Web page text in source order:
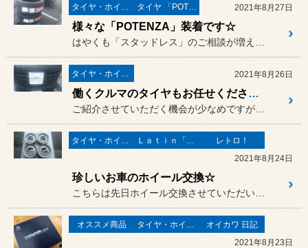
タイヤ・ホイール タイヤ 「POTENZA」 2021年8月27日
様々な「POTENZA」装着です☆
タイヤ・ホイール 2021年8月26日
働くクルマのタイヤもお任せください♪
タイヤ・ホイール Ｌａｔｉｎ「イタリア・フランス etc」
レトロ！
2021年8月24日
珍しいお車のホイール交換☆
オススメ商品 タイヤ・ホイール
オイカワ 日記
2021年8月23日